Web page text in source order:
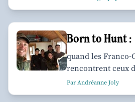
Born to Hunt :
quand les Franco-
rencontrent ceux
Par Andréanne Joly